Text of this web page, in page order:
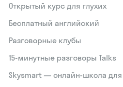
Открытый курс для глухих
Бесплатный английский
Разговорные клубы
15‑минутные разговоры Talks
Skysmart — онлайн-школа для